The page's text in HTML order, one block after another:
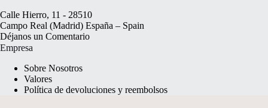
Calle Hierro, 11 - 28510
Campo Real (Madrid) España – Spain
Déjanos un Comentario
Empresa
Sobre Nosotros
Valores
Política de devoluciones y reembolsos